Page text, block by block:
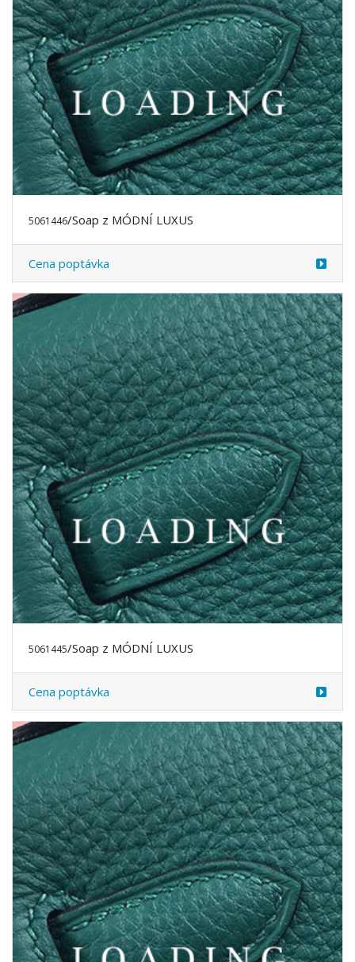
5061446/Soap z MÓDNÍ LUXUS
Cena poptávka
5061445/Soap z MÓDNÍ LUXUS
Cena poptávka